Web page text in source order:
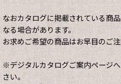
なおカタログに掲載されている商
なる場合があります。
お求めご希望の商品はお早目のご
※デジタルカタログご案内ページ
さい。